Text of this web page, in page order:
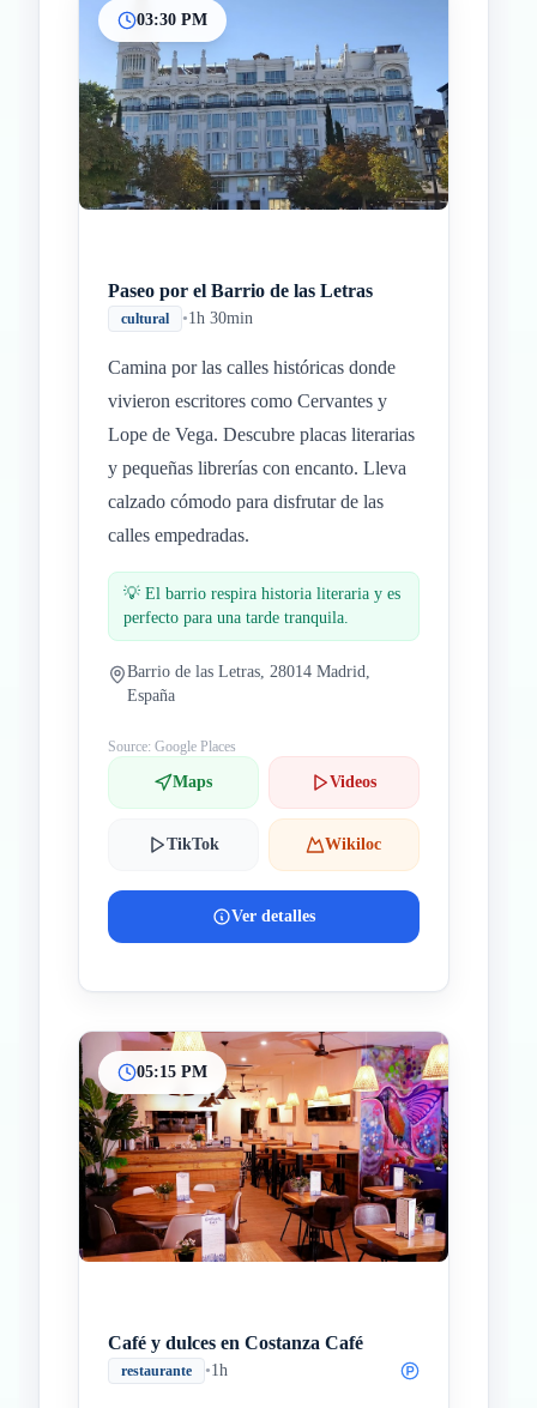
03:30 PM
Paseo por el Barrio de las Letras
cultural •1h 30min
Camina por las calles históricas donde
vivieron escritores como Cervantes y
Lope de Vega. Descubre placas literarias
y pequeñas librerías con encanto. Lleva
calzado cómodo para disfrutar de las
calles empedradas.
💡 El barrio respira historia literaria y es
perfecto para una tarde tranquila.
Barrio de las Letras, 28014 Madrid,
España
Source: Google Places
Maps Videos
TikTok Wikiloc
Ver detalles
05:15 PM
Café y dulces en Costanza Café
restaurante •1h